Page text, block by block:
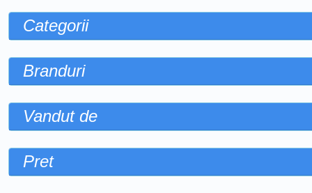
Categorii
Branduri
Vandut de
Pret